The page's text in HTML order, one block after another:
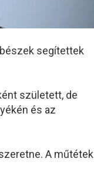
segítettek
született, de
és az
A műtétek